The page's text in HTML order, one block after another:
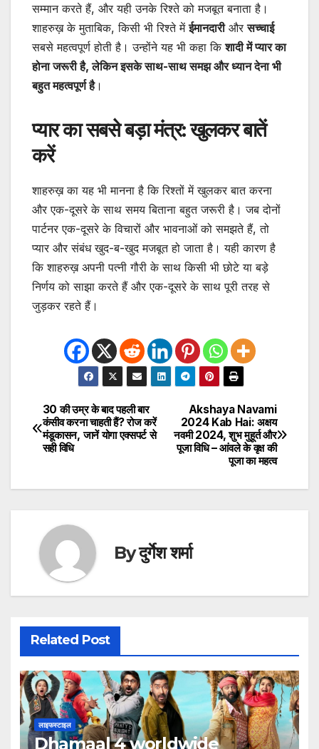
सम्मान करते हैं, और यही उनके रिश्ते को मजबूत बनाता है।
शाहरुख़ के मुताबिक, किसी भी रिश्ते मेंईमानदारीऔरसच्चाई
सबसे महत्वपूर्ण होती है। उन्होंने यह भी कहा किशादी में प्यार का
होना जरूरी है, लेकिन इसके साथ-साथ समझ और ध्यान देना भी
बहुत महत्वपूर्ण है।
प्यार का सबसे बड़ा मंत्र: खुलकर बातें
करें
शाहरुख़ का यह भी मानना है कि रिश्तों में खुलकर बात करना
और एक-दूसरे के साथ समय बिताना बहुत जरूरी है। जब दोनों
पार्टनर एक-दूसरे के विचारों और भावनाओं को समझते हैं, तो
प्यार और संबंध खुद-ब-खुद मजबूत हो जाता है। यही कारण है
कि शाहरुख़ अपनी पत्नी गौरी के साथ किसी भी छोटे या बड़े
निर्णय को साझा करते हैं और एक-दूसरे के साथ पूरी तरह से
जुड़कर रहते हैं।
Post
navigation
Akshaya Navami
2024 Kab Hai: अक्षय
नवमी 2024, शुभ मुहूर्त और
पूजा विधि – आंवले के वृक्ष की
पूजा का महत्व
30 की उम्र के बाद पहली बार
कंसीव करना चाहती हैं? रोज करें
मंडूकासन, जानें योगा एक्‍सपर्ट से
सही विधि
Byदुर्गेश शर्मा
Related Post
लाइफस्टाइल
Dhamaal 4 worldwide